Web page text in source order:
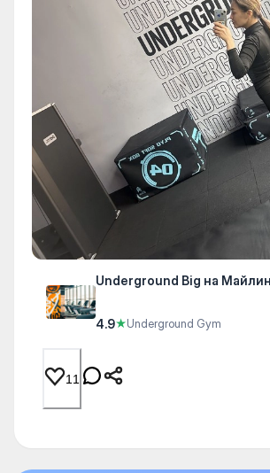
Underground Big на
4.9★Underground Gym
11